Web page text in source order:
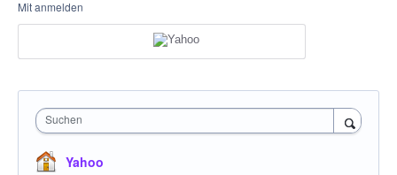
Mit anmelden
Suchen
Yahoo